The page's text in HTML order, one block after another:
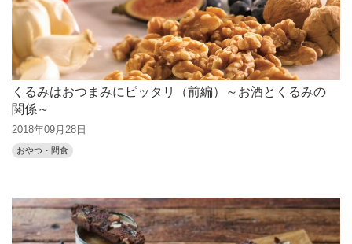
くるみはおつまみにピッタリ（前編）～お酒とくるみの
関係～
2018年09月28日
おやつ・間食